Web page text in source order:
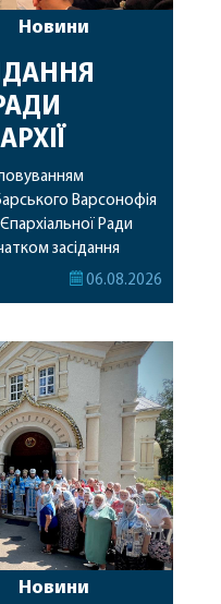
Новини
Варсонофія
Ради
засідання
імені членів Ради
Божої
та
06.08.2026
Новини